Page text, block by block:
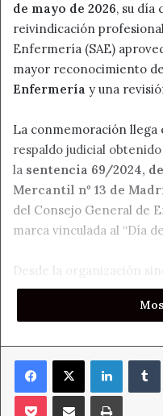
de mayo de 2026, su día
reivindicación
Enfermería (SAE)
mayor reconocimiento
Enfermería y una
La conmemoración llega
respaldo judicial
la sentencia 69/2024,
Mercantil nº 13 de
del Consejo General de
marca vinculada al “Día
Desde la organización
resolución refuerza su
como una fecha propia.
abierta en consejerías,
Enfermería e
Facebook
X
PocketCompartir por correo electrónico